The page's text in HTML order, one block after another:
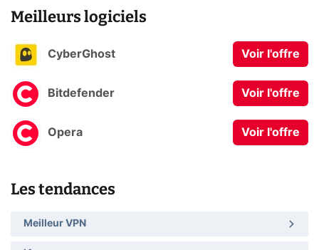
Meilleurs logiciels
CyberGhost Voir l'offre
Bitdefender Voir l'offre
Opera Voir l'offre
Les tendances
Meilleur VPN